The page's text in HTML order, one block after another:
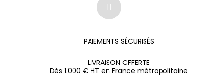
PAIEMENTS SÉCURISÉS
LIVRAISON OFFERTE
Dès 1.000 € HT en France métropolitaine